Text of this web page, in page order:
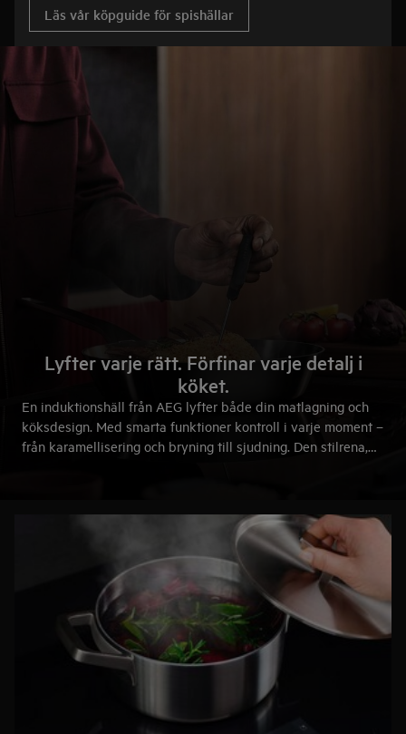
Läs vår köpguide för spishällar
Lyfter varje rätt. Förfinar varje detalj i
köket.
En induktionshäll från AEG lyfter både din matlagning och
köksdesign. Med smarta funktioner kontroll i varje moment –
från karamellisering och bryning till sjudning. Den stilrena,